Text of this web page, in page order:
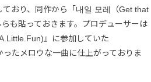
おり、同作から「내일 모레（Get that
も貼っておきます。プロデューサーは
』に参加していた
たメロウな一曲に仕上がっておりま